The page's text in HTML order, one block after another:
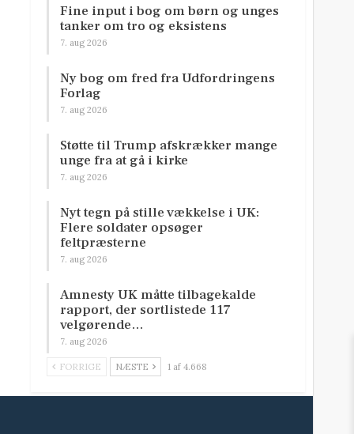
Fine input i bog om børn og unges
tanker om tro og eksistens
7. aug 2026
Ny bog om fred fra Udfordringens
Forlag
7. aug 2026
Støtte til Trump afskrækker mange
unge fra at gå i kirke
7. aug 2026
Nyt tegn på stille vækkelse i UK:
Flere soldater opsøger
feltpræsterne
7. aug 2026
Amnesty UK måtte tilbagekalde
rapport, der sortlistede 117
velgørende…
7. aug 2026
FORRIGE NÆSTE 1 af 4.668